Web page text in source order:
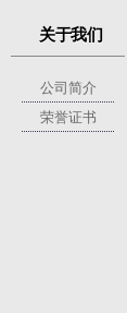
关于我们
公司简介
荣誉证书